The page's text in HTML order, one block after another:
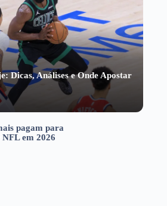
Dicas, Análises e Onde Apostar
pagam para
em 2026